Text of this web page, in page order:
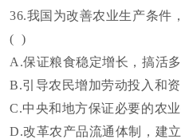
36.我国为改善农业生产条件
( )
A.保证粮食稳定增长，搞活
B.引导农民增加劳动投入和
C.中央和地方保证必要的农业
D.改革农产品流通体制，建